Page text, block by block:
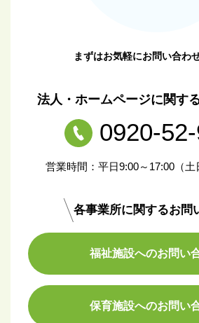
まずはお気軽にお問い合わ
法人・ホームページに関す
0920-
営業時間：平日9:00～17:00（土
各事業所に関するお問
福祉施設へのお問い
保育施設へのお問い